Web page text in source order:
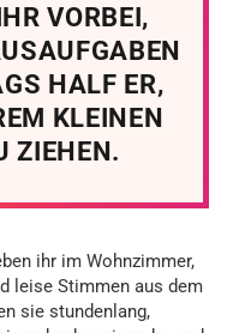
VORBEI,
HALF ER,
KLEINEN
ZIEHEN.
ihr im Wohnzimmer,
leise Stimmen aus dem
sie stundenlang,